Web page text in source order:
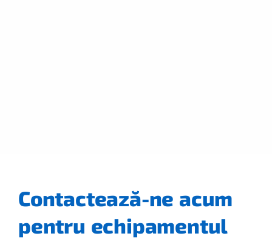
Contactează-ne acum
pentru echipamentul